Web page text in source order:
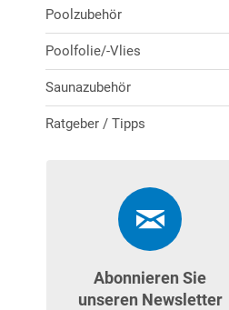
Poolzubehör
Poolfolie/-Vlies
Saunazubehör
Ratgeber / Tipps
Abonnieren Sie
unseren Newsletter